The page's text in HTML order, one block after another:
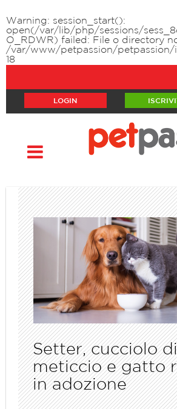
Warning : session_start():
open(/var/lib/php/sessions/
O_RDWR) failed: File o directory
/var/www/petpassion/petpassion/
18
LOGIN
Setter, cucciolo di
meticcio e gatto
in adozione